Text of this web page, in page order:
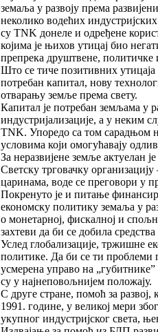
земаља у развоју према
неколико водећих
су TNK донеле и одређене
којима је њихов утицај био
препрека друштвене, политичке
Што се тиче позитивних
потребан капитал, нову
отварању земље према свету.
Капитал је потребан земљама у
индустријализације, а у неким
TNK. Упоредо са том сарадњом
условима који омогућавају
За неразвијене земље актуелан
Светску трговачку
царинама, воде се преговори у
Покренуто је и питање
економску политику земаља у
о монетарној, фискалној и
захтеви да би се добила
Услед глобализације, тржишне
политике. Да би се ти проблеми
усмерена управо на
су у најнеповољнијем положају.
С друге стране, помоћ за
1991. године, у великој мери
укупног индустријског света,